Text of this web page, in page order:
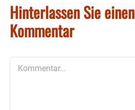
Hinterlassen Sie einen
Kommentar